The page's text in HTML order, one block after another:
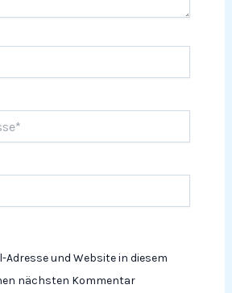
Adresse und Website in diesem
nächsten Kommentar